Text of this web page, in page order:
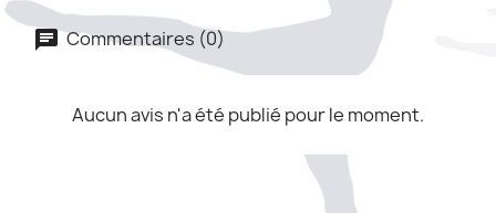
Commentaires (0)
Aucun avis n'a été publié pour le moment.